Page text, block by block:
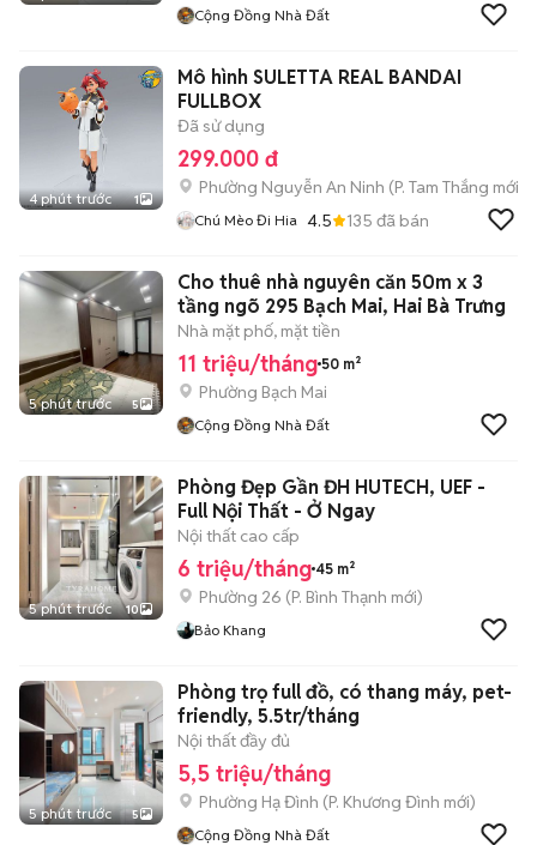
Cộng Đồng Nhà Đất
4 phút trước 1
Mô hình SULETTA REAL BANDAI
FULLBOX
Đã sử dụng
299.000 đ
Phường Nguyễn An Ninh (P. Tam Thắng mới)
Chú Mèo Đi Hia 4.5 135 đã bán
5 phút trước 5
Cho thuê nhà nguyên căn 50m x 3
tầng ngõ 295 Bạch Mai, Hai Bà Trưng
Nhà mặt phố, mặt tiền
11 triệu/tháng 50 m²
Phường Bạch Mai
Cộng Đồng Nhà Đất
5 phút trước 10
Phòng Đẹp Gần ĐH HUTECH, UEF -
Full Nội Thất - Ở Ngay
Nội thất cao cấp
6 triệu/tháng 45 m²
Phường 26 (P. Bình Thạnh mới)
Bảo Khang
5 phút trước 5
Phòng trọ full đồ, có thang máy, pet-
friendly, 5.5tr/tháng
Nội thất đầy đủ
5,5 triệu/tháng
Phường Hạ Đình (P. Khương Đình mới)
Cộng Đồng Nhà Đất